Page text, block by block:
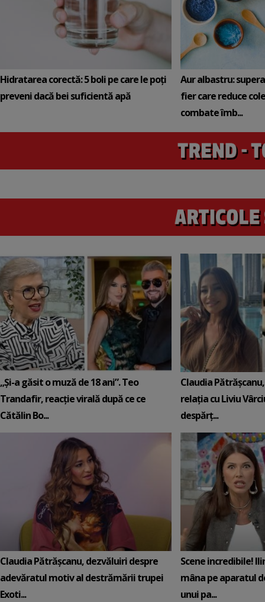
Hidratarea corectă: 5 boli pe care le poți
preveni dacă bei suficientă apă
Aur albastru:
fier care reduce
combate îmb...
„Și-a găsit o muză de 18 ani”. Teo
Trandafir, reacție virală după ce ce
Cătălin Bo...
Claudia
relația cu Liviu
despărț...
Claudia Pătrășcanu, dezvăluiri despre
adevăratul motiv al destrămării trupei
Exoti...
Scene incredibile!
mâna pe aparatul
unui pa...